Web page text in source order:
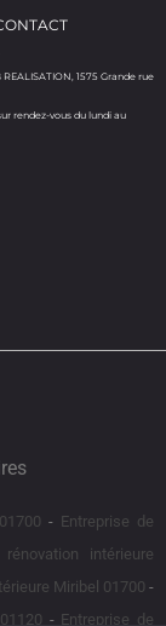
REALISATION, 1575 Grande rue
rendez-vous du lundi au
Entreprise de
intérieure
Miribel 01700
Entreprise de